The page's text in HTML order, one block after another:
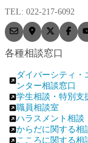
TEL: 022-217-6092
各種相談窓口
ダイバーシティ・
ンター相談窓口
学生相談・特別支
職員相談室
ハラスメント相談
からだに関する相
こころに関する相